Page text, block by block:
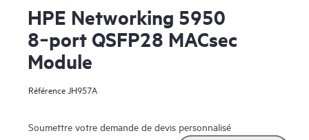
HPE Networking 5950
8‑port QSFP28 MACsec
Module
Référence JH957A
Soumettre votre demande de devis personnalisé